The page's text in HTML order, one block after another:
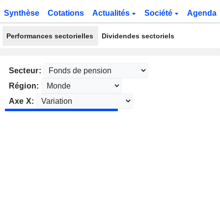
Synthèse Cotations Actualités Société Agenda
Performances sectorielles Dividendes sectoriels
Secteur:
Région:
Axe X: